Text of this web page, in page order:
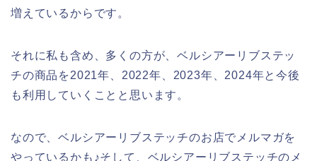
増えているからです。
それに私も含め、多くの方が、ベルシアーリブステッ
チの商品を2021年、2022年、2023年、2024年と今後
も利用していくことと思います。
なので、ベルシアーリブステッチのお店でメルマガを
やっているかも♪そして、ベルシアーリブステッチのメ